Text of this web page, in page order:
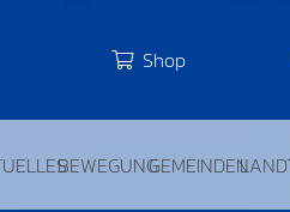
Shop
BEWEGUNGGEMEINDEN